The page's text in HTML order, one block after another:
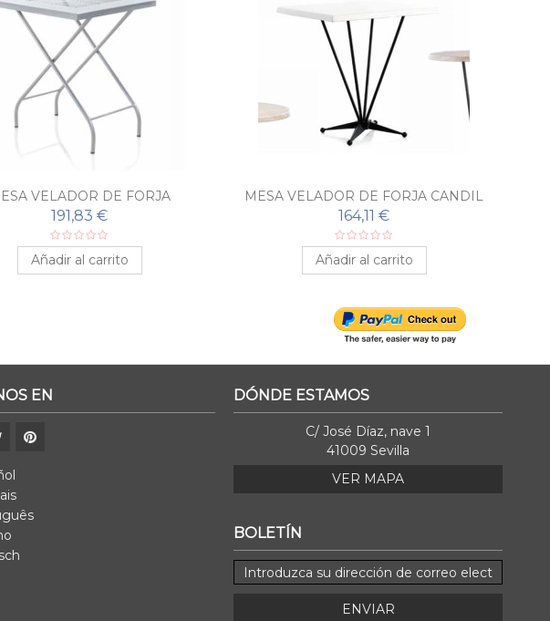
VELADOR DE FORJA
191,83 €
Añadir al carrito
MESA VELADOR DE FORJA CANDIL
164,11 €
Añadir al carrito
EN DÓNDE ESTAMOS
C/ José Díaz, nave 1
41009 Sevilla
VER MAPA
BOLETÍN
ENVIAR